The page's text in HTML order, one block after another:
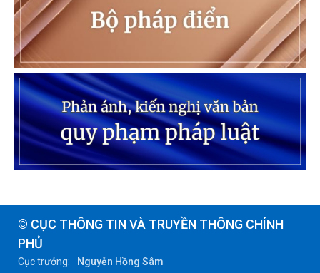
© CỤC THÔNG TIN VÀ TRUYỀN THÔNG CHÍNH
PHỦ
Cục trưởng:
Nguyễn Hồng Sâm